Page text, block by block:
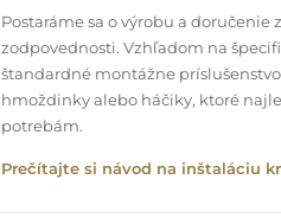
Postaráme sa o výrobu a doručenie
zodpovednosti. Vzhľadom na
štandardné montážne
hmoždinky alebo háčiky, ktoré
potrebám.
Prečítajte si návod na inštaláciu